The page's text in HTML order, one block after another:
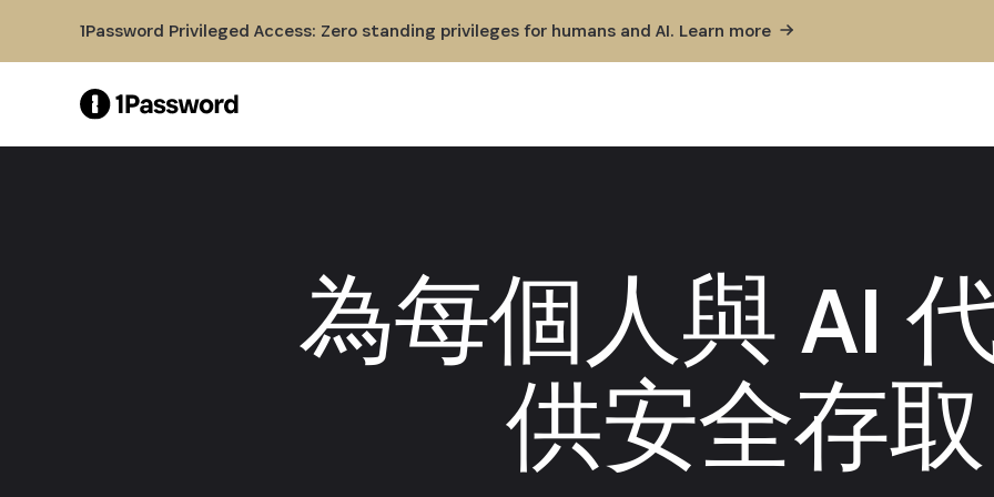
1Password Privileged Access: Zero standing privileges for humans and AI. Learn more
為每個人與 AI
供安全存取